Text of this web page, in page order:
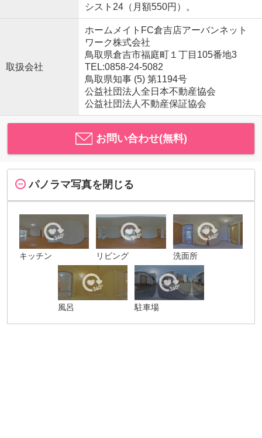
シスト24（月額550円）。
取扱会社
ホームメイトFC倉吉店アーバンネット
ワーク株式会社
鳥取県倉吉市福庭町１丁目105番地3
TEL:0858-24-5082
鳥取県知事 (5) 第1194号
公益社団法人全日本不動産協会
公益社団法人不動産保証協会
お問い合わせ(無料)
パノラマ写真を閉じる
キッチン リビング 洗面所
風呂 駐車場